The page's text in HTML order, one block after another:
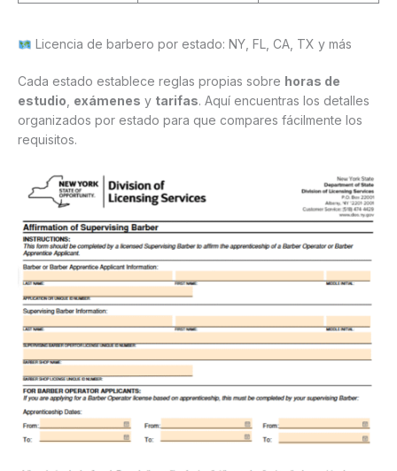
Licencia de barbero por estado: NY, FL, CA, TX y más
Cada estado establece reglas propias sobre horas de
estudio exámenes y tarifas. Aquí encuentras los detalles
organizados por estado para que compares fácilmente los
requisitos.